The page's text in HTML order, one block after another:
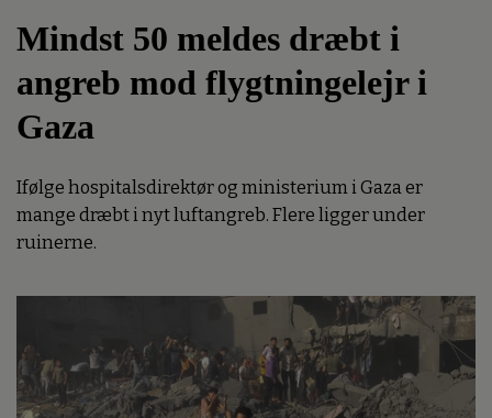
Mindst 50 meldes dræbt i
angreb mod flygtningelejr i
Gaza
Ifølge hospitalsdirektør og ministerium i Gaza er
mange dræbt i nyt luftangreb. Flere ligger under
ruinerne.